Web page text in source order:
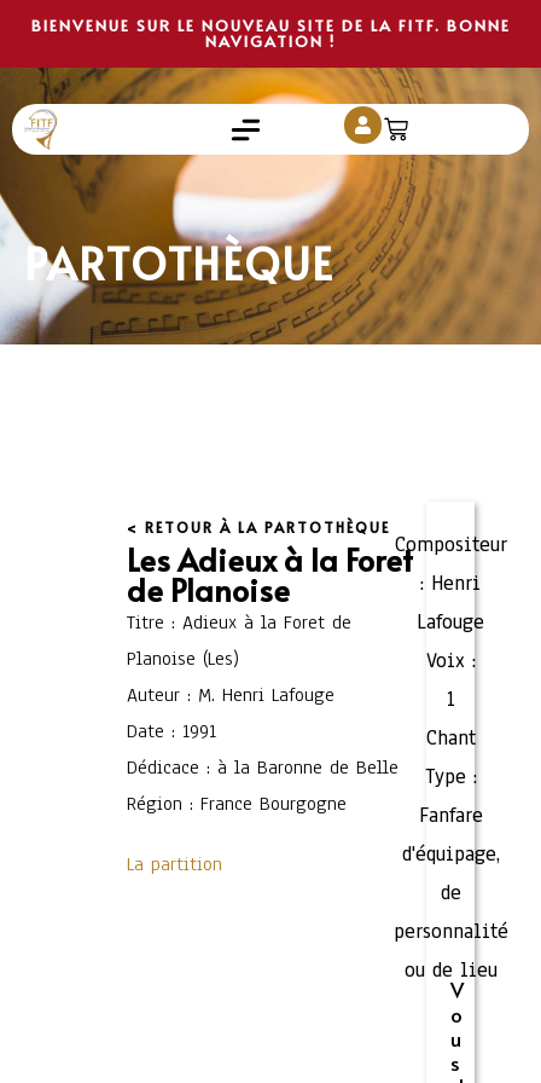
BIENVENUE SUR LE NOUVEAU SITE DE LA FITF. BONNE
NAVIGATION !
PARTOTHÈQUE
< RETOUR À LA PARTOTHÈQUE
Les Adieux à la Foret
de Planoise
Titre : Adieux à la Foret de
Planoise (Les)
Auteur : M. Henri Lafouge
Date : 1991
Dédicace : à la Baronne de Belle
Région : France Bourgogne
La partition
Compositeur
: Henri
Lafouge
Voix :
1
Chant
Type :
Fanfare
d'équipage,
de
personnalité
ou de lieu
V
o
u
s